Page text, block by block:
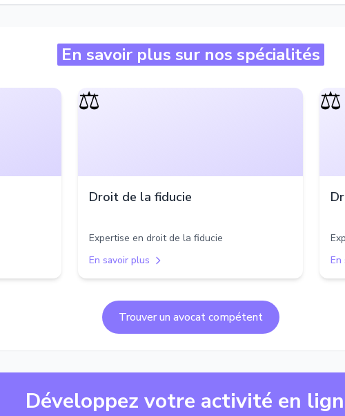
En savoir plus sur nos spécialités
⚖️
Droit de la fiducie
Expertise en droit de la fiducie
En savoir plus
⚖️
En
Trouver un avocat compétent
Développez votre activité en